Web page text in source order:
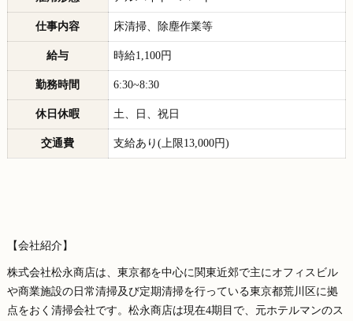
仕事内容 床清掃、除塵作業等
給与 時給1,100円
勤務時間 6:30~8:30
休日休暇 土、日、祝日
交通費 支給あり(上限13,000円)
【会社紹介】
株式会社松永商店は、東京都を中心に関東近郊で主にオフィスビル
や商業施設の日常清掃及び定期清掃を行っている東京都荒川区に拠
点をおく清掃会社です。松永商店は現在4期目で、元ホテルマンのス